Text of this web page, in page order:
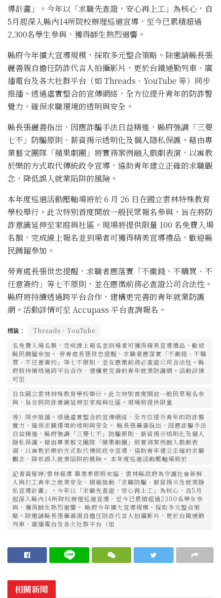
導計畫」。今年以「求職先查證，安心再上工」為核心，自
5月起深入縣內14所院校辦理巡迴宣導，至今已累積超過
2,300名學生參與，獲得師生熱烈迴響。
縣府今年擴大宣導規模，採取多元整合策略。除邀請縣長張
麗善親自擔任防詐代言人拍攝影片，更於台鐵通勤列車、廣
播電台及各大社群平台（如 Threads、YouTube 等）同步
推播。透過虛實整合的宣傳網絡，全方位提升青年的防詐警
覺力，確保求職環境的透明與安全。
縣長張麗善指出，因應詐騙手法日益精進，縣府強調「三要
七不」防騙原則、薪資揭示透明化及個人隱私保護。藉由專
業藝文團隊「蘋果劇團」將實務案例融入戲劇表演，以寓教
於樂的方式取代傳統政令宣導，協助青年建立正確的求職觀
念，降低誤入就業陷阱的風險。
本年度巡迴活動壓軸場將於 6 月 26 日在國立雲林特殊教育
學校舉行。此次特別首度開放一般民眾報名參與，旨在將防
詐意識延伸至家庭與社區。現場將提供限量 100 名免費入場
名額，完成線上報名並到場者可獲得精美宣導禮品，歡迎縣
民踴躍參加。
勞青處長張世忠提醒，求職者應落實「不繳錢、不購買、不
任意簽約」等七不原則，並在應徵前務必查證公司合法性。
縣府將持續透過跨平台合作，建構更完善的青年就業防護
網。活動詳情可至 Accupass 平台查詢報名。
標籤：
Threads、YouTube
名免費入場名額，完成線上報名並到場者可獲得精美宣導禮品，歡迎
縣民踴躍參加。 勞青處長張世忠提醒，求職者應落實「不繳錢、不購
買、不任意簽約」等七不原則，並在應徵前務必查證公司合法性。縣
府將持續透過跨平台合作，建構更完善的青年就業防護網。活動詳情
可至
日在國立雲林特殊教育學校舉行。此次特別首度開放一般民眾報名參
與，旨在將防詐意識延伸至家庭與社區。現場將提供限量
等）同步推播。透過虛實整合的宣傳網絡，全方位提升青年的防詐警
覺力，確保求職環境的透明與安全。 縣長張麗善指出，因應詐騙手法
日益精進，縣府強調「三要七不」防騙原則、薪資揭示透明化及個人
隱私保護。藉由專業藝文團隊「蘋果劇團」將實務案例融入戲劇表
演，以寓教於樂的方式取代傳統政令宣導，協助青年建立正確的求職
觀念，降低誤入就業陷阱的風險。 本年度巡迴活動壓軸場將於
記者黃郁婷/雲林報導 畢業季即將來臨，雲林縣政府為守護社會新鮮
人與打工青年之就業安全，積極推動「求職防騙、薪資揭示及就業隱
私宣導計畫」。今年以「求職先查證，安心再上工」為核心，自5月
起深入縣內14所院校辦理巡迴宣導，至今已累積超過2300名學生參
與，獲得師生熱烈迴響。 縣府今年擴大宣導規模，採取多元整合策
略。除邀請縣長張麗善親自擔任防詐代言人拍攝影片，更於台鐵通勤
列車、廣播電台及各大社群平台（如
相關新聞